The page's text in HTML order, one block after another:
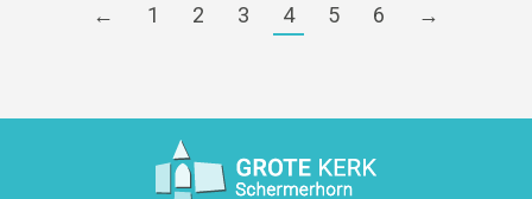
← 1 2 3 4 5 6 →